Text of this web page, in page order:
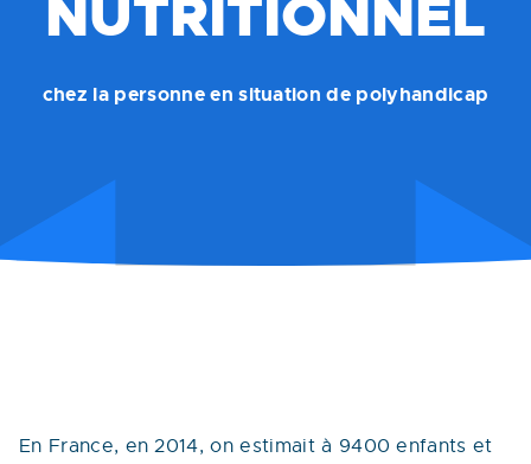
NUTRITIONNEL
chez la personne en situation de polyhandicap
En France, en 2014, on estimait à 9400 enfants et